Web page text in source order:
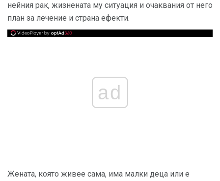
нейния рак, жизнената му ситуация и очаквания от него
план за лечение и страна ефекти.
ad
Жената, която живее сама, има малки деца или е